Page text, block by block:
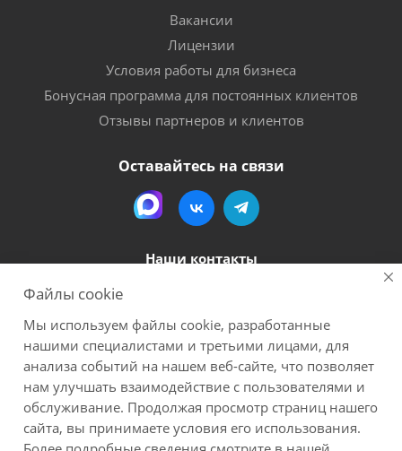
Вакансии
Лицензии
Условия работы для бизнеса
Бонусная программа для постоянных клиентов
Отзывы партнеров и клиентов
Оставайтесь на связи
Наши контакты
megapack-secr@inbox.ru
2026 Мегапак
Все материалы данного сайта являются объектами авторского права (в
том числе дизайн). Запрещается копирование, распространение (в том
числе путем копирования на другие сайты и ресурсы в Интернете) или
Файлы cookie
Мы используем файлы cookie, разработанные
нашими специалистами и третьими лицами, для
анализа событий на нашем веб-сайте, что позволяет
нам улучшать взаимодействие с пользователями и
обслуживание. Продолжая просмотр страниц нашего
сайта, вы принимаете условия его использования.